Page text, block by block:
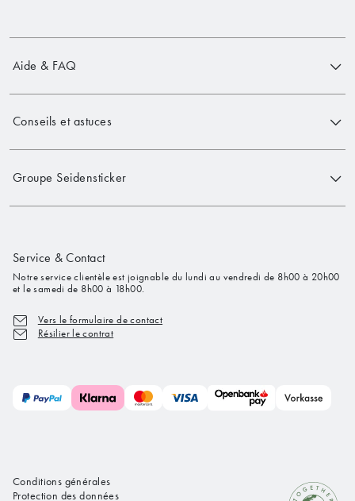
Aide & FAQ
Conseils et astuces
Groupe Seidensticker
Service & Contact
Notre service clientèle est joignable du lundi au vendredi de 8h00 à 20h00
et le samedi de 8h00 à 18h00.
Vers le formulaire de contact
Résilier le contrat
Conditions générales
Protection des données